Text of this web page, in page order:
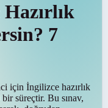
7
için İngilizce hazırlık
süreçtir. Bu sınav,